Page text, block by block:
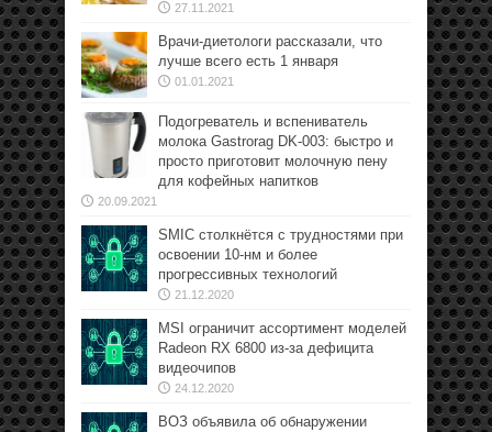
27.11.2021
Врачи-диетологи рассказали, что
лучше всего есть 1 января
01.01.2021
Подогреватель и вспениватель
молока Gastrorag DK-003: быстро и
просто приготовит молочную пену
для кофейных напитков
20.09.2021
SMIC столкнётся с трудностями при
освоении 10-нм и более
прогрессивных технологий
21.12.2020
MSI ограничит ассортимент моделей
Radeon RX 6800 из-за дефицита
видеочипов
24.12.2020
ВОЗ объявила об обнаружении